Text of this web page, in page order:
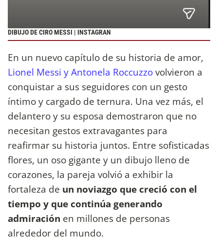
DIBUJO DE CIRO MESSI | INSTAGRAN
En un nuevo capítulo de su historia de amor,
Lionel Messi y Antonela Roccuzzovolvieron a
conquistar a sus seguidores con un gesto
íntimo y cargado de ternura. Una vez más, el
delantero y su esposa demostraron que no
necesitan gestos extravagantes para
reafirmar su historia juntos. Entre sofisticadas
flores, un oso gigante y un dibujo lleno de
corazones, la pareja volvió a exhibir la
fortaleza de un noviazgo que creció con el
tiempo y que continúa generando
admiración en millones de personas
alrededor del mundo.